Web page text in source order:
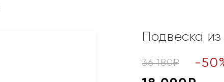
Подвеска
36 180₽ -50